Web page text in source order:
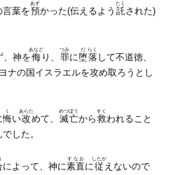
言葉を預
あず
かった(伝えるよう 託
たく
された)
、神を侮
あなど
り、 罪
つみ
に 堕
だ
落
らく
して不道徳、
ナの国イスラエルを攻め取ろうとし
悔
く
い改
あらた
めて、 滅亡
めつぼう
から 救
すく
われること
した。
によって、神に素直
すなお
に 従
したが
えないので